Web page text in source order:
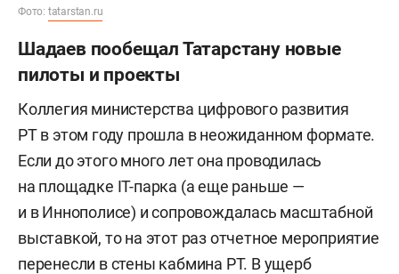
Фото: tatarstan.ru
Шадаев пообещал Татарстану новые
пилоты и проекты
Коллегия министерства цифрового развития
РТ в этом году прошла в неожиданном формате.
Если до этого много лет она проводилась
на площадке IT-парка (а еще раньше —
и в Иннополисе) и сопровождалась масштабной
выставкой, то на этот раз отчетное мероприятие
перенесли в стены кабмина РТ. В ущерб